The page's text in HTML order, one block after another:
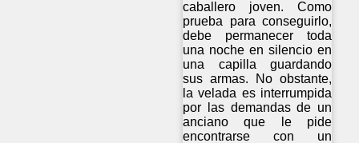
caballero joven. Como
prueba para conseguirlo,
debe permanecer toda
una noche en silencio en
una capilla guardando
sus armas. No obstante,
la velada es interrumpida
por las demandas de un
anciano que le pide
encontrarse con un